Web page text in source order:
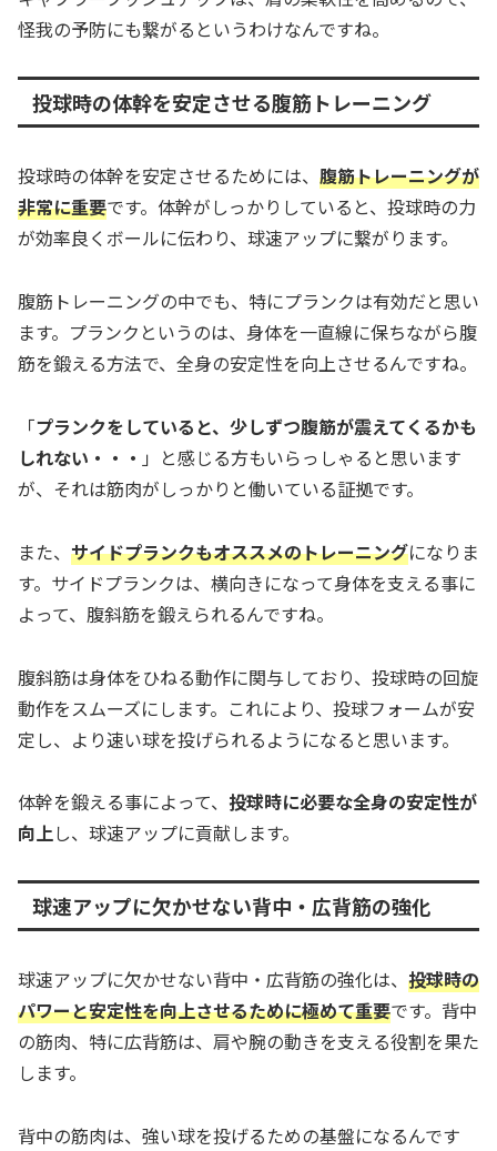
怪我の予防にも繋がるというわけなんですね。
投球時の体幹を安定させる腹筋トレーニング
投球時の体幹を安定させるためには、 腹筋トレーニングが
非常に重要です。体幹がしっかりしていると、投球時の力
が効率良くボールに伝わり、球速アップに繋がります。
腹筋トレーニングの中でも、特にプランクは有効だと思い
ます。プランクというのは、身体を一直線に保ちながら腹
筋を鍛える方法で、全身の安定性を向上させるんですね。
「プランクをしていると、少しずつ腹筋が震えてくるかも
しれない・・・ 」と感じる方もいらっしゃると思います
が、それは筋肉がしっかりと働いている証拠です。
また、 サイドプランクもオススメのトレーニングになりま
す。サイドプランクは、横向きになって身体を支える事に
よって、腹斜筋を鍛えられるんですね。
腹斜筋は身体をひねる動作に関与しており、投球時の回旋
動作をスムーズにします。これにより、投球フォームが安
定し、より速い球を投げられるようになると思います。
体幹を鍛える事によって、 投球時に必要な全身の安定性が
向上し、球速アップに貢献します。
球速アップに欠かせない背中・広背筋の強化
球速アップに欠かせない背中・広背筋の強化は、 投球時の
パワーと安定性を向上させるために極めて重要です。背中
の筋肉、特に広背筋は、肩や腕の動きを支える役割を果た
します。
背中の筋肉は、強い球を投げるための基盤になるんです